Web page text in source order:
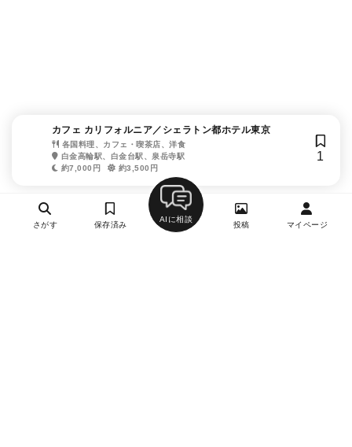
カフェ カリフォルニア／シェラトン都ホテル東京
各国料理、カフェ・喫茶店、洋食
白金高輪駅、白金台駅、泉岳寺駅
約7,000円
約3,500円
1
さがす 保存済み
AIに相談
投稿 マイページ